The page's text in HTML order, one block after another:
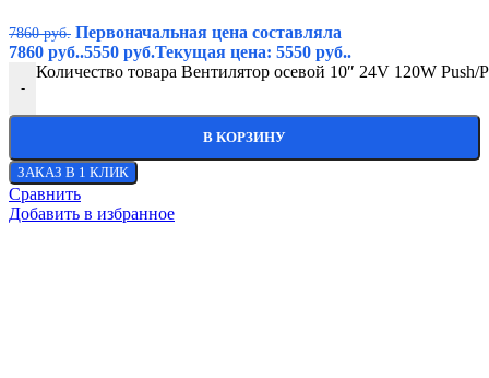
7860руб. Первоначальная цена составляла
7860 руб..5550 руб.Текущая цена: 5550 руб..
-
Количество товара Вентилятор осевой 10″ 24V 120W Push/
В КОРЗИНУ
ЗАКАЗ В 1 КЛИК
Сравнить
Добавить в избранное